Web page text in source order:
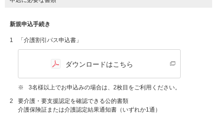
新規申込手続き
1 「介護割引パス申込書」
ダウンロードはこちら
※
3名様以上でお申込みの場合は、2枚目をご利用ください。
2
要介護・要支援認定を確認できる公的書類
介護保険証または介護認定結果通知書（いずれか1通）